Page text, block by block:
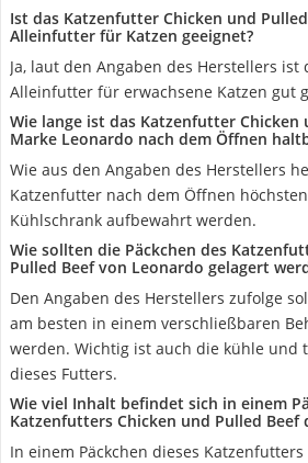
Ist das Katzenfutter Chicken und
Alleinfutter für Katzen geeignet?
Ja, laut den Angaben des Herstellers
Alleinfutter für erwachsene Katzen gut
Wie lange ist das Katzenfutter Chicken
Marke Leonardo nach dem Öffnen
Wie aus den Angaben des Herstellers
Katzenfutter nach dem Öffnen
Kühlschrank aufbewahrt werden.
Wie sollten die Päckchen des
Pulled Beef von Leonardo gelagert
Den Angaben des Herstellers zufolge
am besten in einem verschließbaren
werden. Wichtig ist auch die kühle und
dieses Futters.
Wie viel Inhalt befindet sich in einem
Katzenfutters Chicken und Pulled Beef
In einem Päckchen dieses